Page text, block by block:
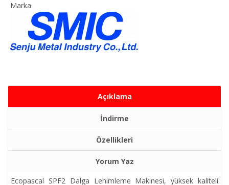
Marka
Açıklama
İndirme
Özellikleri
Yorum Yaz
Ecopascal SPF2 Dalga Lehimleme Makinesi, yüksek kaliteli